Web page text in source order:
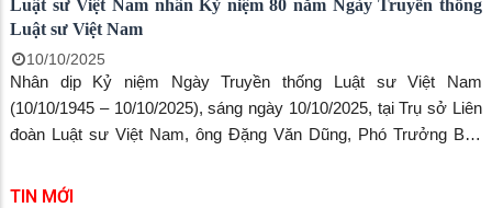
Luật sư Việt Nam nhân Kỷ niệm 80 năm Ngày Truyền thống
Luật sư Việt Nam
10/10/2025
Nhân dịp Kỷ niệm Ngày Truyền thống Luật sư Việt Nam
(10/10/1945 – 10/10/2025), sáng ngày 10/10/2025, tại Trụ sở Liên
đoàn Luật sư Việt Nam, ông Đặng Văn Dũng, Phó Trưởng Ban
mừng Liên đoàn Luật sư Việt Nam.
TIN MỚI